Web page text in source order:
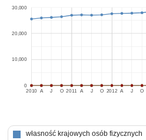
2010 2011 2012
A J O A J O A J O
0
10,000
20,000
30,000
własność krajowych osób fizycznych